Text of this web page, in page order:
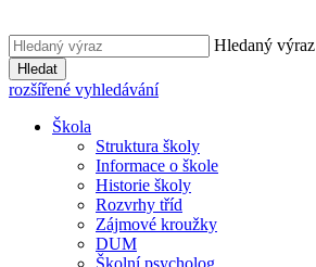
Hledaný výraz
Hledat
rozšířené vyhledávání
Škola
Struktura školy
Informace o škole
Historie školy
Rozvrhy tříd
Zájmové kroužky
DUM
Školní psycholog